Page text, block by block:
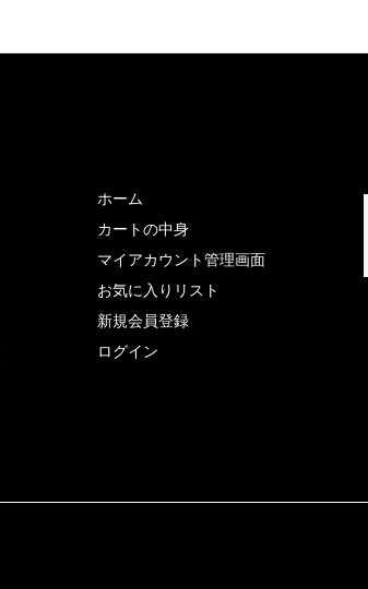
ホーム
カートの中身
マイアカウント管理画面
お気に入りリスト
新規会員登録
ログイン